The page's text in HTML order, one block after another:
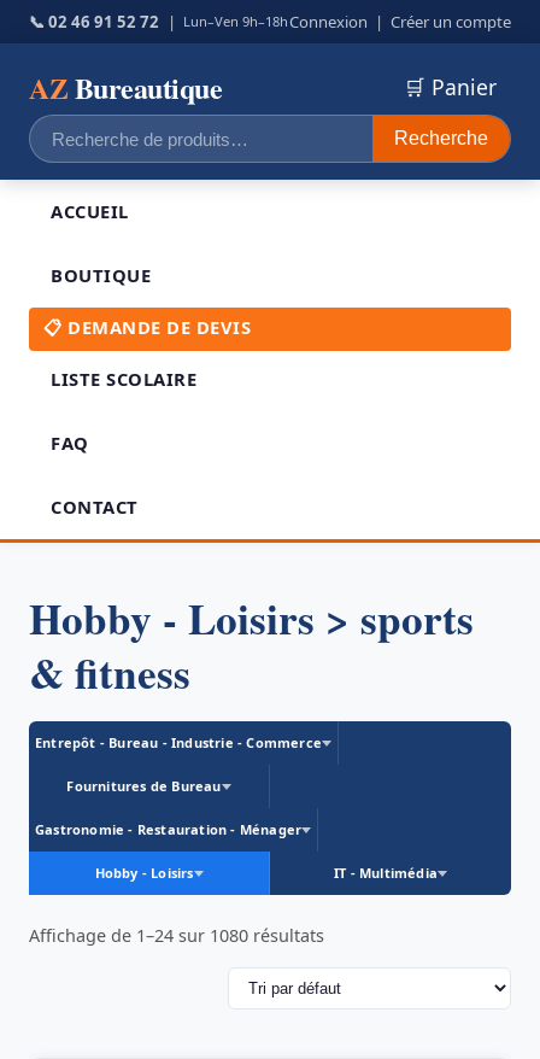
📞 02 46 91 52 72 | Lun–Ven 9h–18hConnexion | Créer un compte
AZBureautique
Recherche
pour :
Recherche
🛒 Panier
ACCUEIL
BOUTIQUE
📋 DEMANDE DE DEVIS
LISTE SCOLAIRE
FAQ
CONTACT
Hobby - Loisirs > sports
& fitness
Entrepôt - Bureau - Industrie - Commerce
Fournitures de Bureau
Gastronomie - Restauration - Ménager
Hobby - Loisirs IT - Multimédia
Affichage de 1–24 sur 1080 résultats